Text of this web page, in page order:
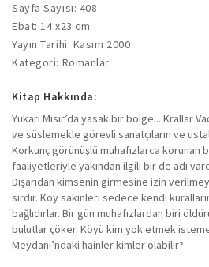
Sayfa Sayısı: 408
Ebat: 14 x23 cm
Yayın Tarihi: Kasım 2000
Kategori: Romanlar
Kitap Hakkında:
Yukarı Mısır’da yasak bir bölge... Krallar
ve süslemekle görevli sanatçıların ve
Korkunç görünüşlü muhafızlarca korunan
faaliyetleriyle yakından ilgili bir de adı
Dışarıdan kimsenin girmesine izin
sırdır. Köy sakinleri sedece kendi
bağlıdırlar. Bir gün muhafızlardan biri
bulutlar çöker. Köyü kim yok etmek
Meydanı’ndaki hainler kimler olabilir?